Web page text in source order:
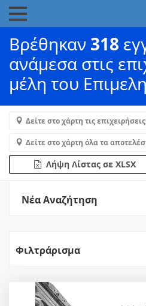
Βρέθηκαν 318
ανάμεσα στις
μέλη του
Δείτε στο χάρτη τις
Δείτε στο χάρτη όλα τα
Λήψη Λίστας σε XLSX
Νέα Αναζήτηση
Φιλτράρισμα